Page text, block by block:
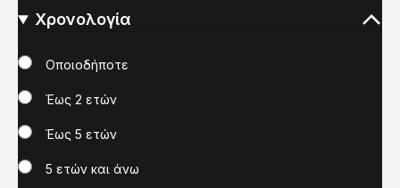
Χρονολογία
Χρονολογία
Οποιοδήποτε
Έως 2 ετών
Έως 5 ετών
5 ετών και άνω